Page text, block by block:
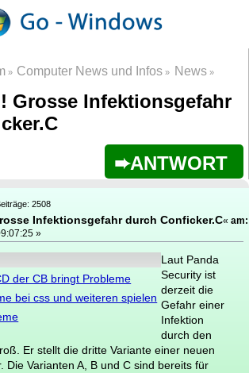
» Computer News und Infos » News»
Grosse Infektionsgefahr
ANTWORT
2508
Infektionsgefahr durch Conficker.C«am:
»
der CB bringt Probleme
bei css und weiteren spielen
Laut Panda
Security ist
derzeit die
Gefahr einer
Infektion
durch den
Er stellt die dritte Variante einer neuen
Die Varianten A, B und C sind bereits für